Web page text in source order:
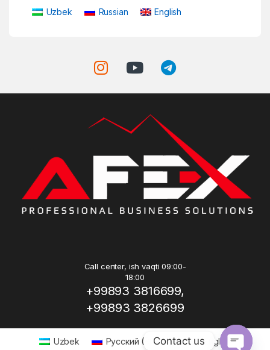
Uzbek Russian English
Call center, ish vaqti 09:00-
18:00
+99893 3816699,
+99893 3826699
Uzbek Русский ( Russian) English
Contact us